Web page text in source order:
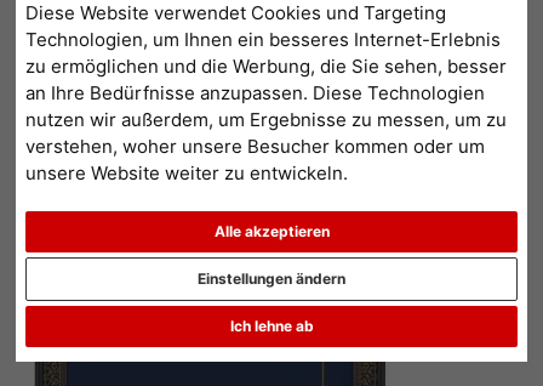
Diese Website verwendet Cookies und Targeting
Technologien, um Ihnen ein besseres Internet-Erlebnis
zu ermöglichen und die Werbung, die Sie sehen, besser
an Ihre Bedürfnisse anzupassen. Diese Technologien
nutzen wir außerdem, um Ergebnisse zu messen, um zu
verstehen, woher unsere Besucher kommen oder um
unsere Website weiter zu entwickeln.
Alle akzeptieren
Ich lehne ab
Einstellungen ändern
Zurück